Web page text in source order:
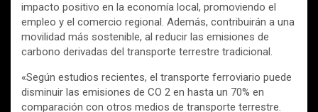
impacto positivo en la economía local, promoviendo el
empleo y el comercio regional. Además, contribuirán a una
movilidad más sostenible, al reducir las emisiones de
carbono derivadas del transporte terrestre tradicional.
«Según estudios recientes, el transporte ferroviario puede
disminuir las emisiones de CO 2 en hasta un 70% en
comparación con otros medios de transporte terrestre.